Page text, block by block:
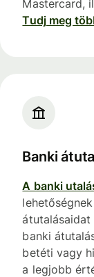
Mastercard,
Tudj meg
Banki
A banki
banki
betéti vagy
a legjobb